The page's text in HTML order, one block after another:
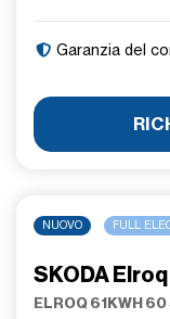
Garanzia del
NUOVO FULL
SKODA Elroq
ELROQ 61KWH